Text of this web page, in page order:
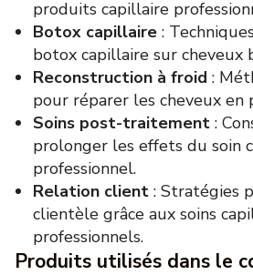
produits capillaire
Botox capillaire :
botox capillaire sur cheveux
Reconstruction à froid :
pour réparer les cheveux en
Soins post-traitement :
prolonger les effets du soin
professionnel.
Relation client : Stratégies
clientèle grâce aux soins
professionnels.
Produits utilisés dans le